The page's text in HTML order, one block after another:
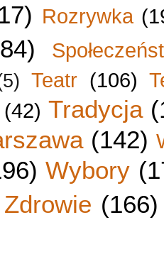
Rozrywka
Teatr (106)
(42) Tradycja
(142)
Wybory
Zdrowie (166)